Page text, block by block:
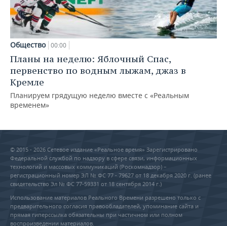
Общество 00:00
Планы на неделю: Яблочный Спас,
первенство по водным лыжам, джаз в
Кремле
Планируем грядущую неделю вместе с «Реальным
временем»
© 2015 - 2026 Сетевое издание «Реальное время» Зарегистрировано
Федеральной службой по надзору в сфере связи, информационных
технологий и массовых коммуникаций (Роскомнадзор) –
регистрационный номер ЭЛ № ФС 77 - 79627 от 18 декабря 2020 г. (ранее
свидетельство Эл № ФС 77-59331 от 18 сентября 2014 г.)
Использование материалов Реального Времени разрешено только с
предварительного согласия правообладателей, упоминание сайта и
прямая гиперссылка обязательны при частичном или полном
воспроизведении материалов.